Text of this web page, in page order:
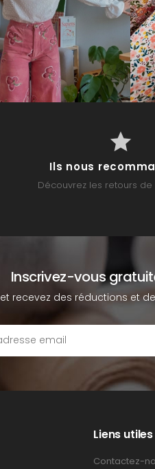
Ils nous
Découvrez les retours de
Inscrivez-vous
et recevez des réductions et
Liens utiles
Contactez-